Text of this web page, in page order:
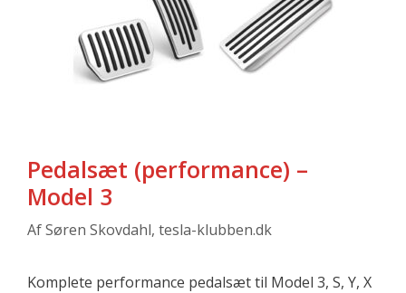
Pedalsæt (performance) –
Model 3
AfSøren Skovdahl, tesla-klubben.dk
Komplete performance pedalsæt til Model 3, S, Y, X